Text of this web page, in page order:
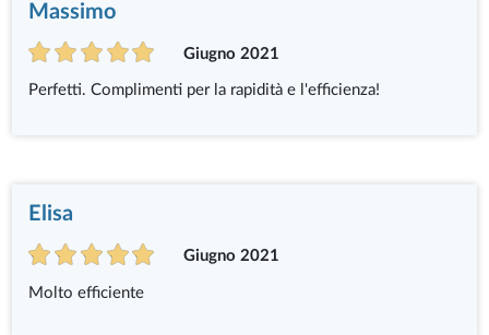
Massimo
Giugno 2021
Perfetti. Complimenti per la rapidità e l'efficienza!
Elisa
Giugno 2021
Molto efficiente